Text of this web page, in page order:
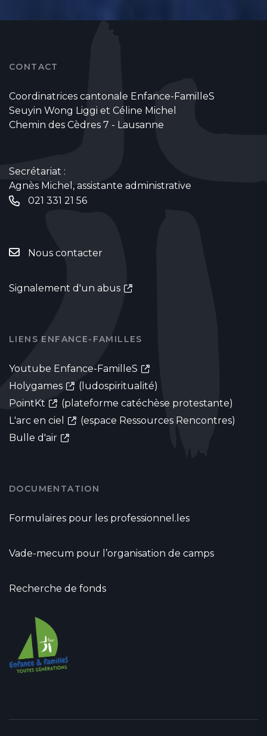
CONTACT
Coordinatrices cantonale Enfance-FamilleS
Seuyin Wong Liggi et Céline Michel
Chemin des Cèdres 7 - Lausanne
Secrétariat :
Agnès Michel, assistante administrative
021 331 21 56
Nous contacter
Signalement d'un abus
LIENS ENFANCE-FAMILLES
Youtube Enfance-FamilleS
Holygames
(ludospiritualité)
PointKt
(plateforme catéchèse protestante)
L'arc en ciel
(espace Ressources Rencontres)
Bulle d'air
DOCUMENTATION
Formulaires pour les professionnel.les
Vade-mecum pour l’organisation de camps
Recherche de fonds